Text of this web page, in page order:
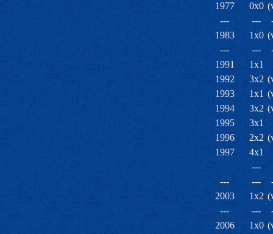
1977
0x0
---
---
1983
1x0
---
---
1991
1x1
1992
3x2
1993
1x1
1994
3x2
1995
3x1
1996
2x2
1997
4x1
---
---
---
2003
1x2
---
---
2006
1x0